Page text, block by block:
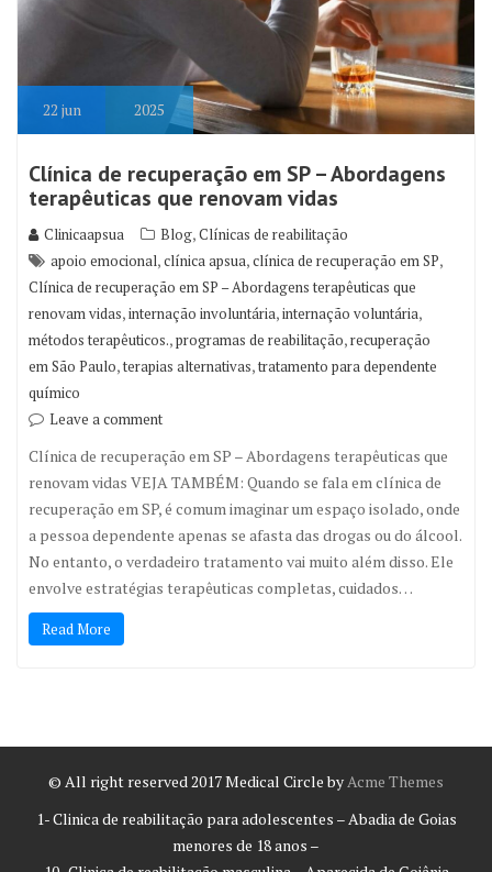
22 jun 2025
Clínica de recuperação em SP – Abordagens
terapêuticas que renovam vidas
Clinicaapsua Blog,Clínicas de reabilitação
apoio emocional,clínica apsua,clínica de recuperação em SP,
Clínica de recuperação em SP – Abordagens terapêuticas que
renovam vidas,internação involuntária,internação voluntária,
métodos terapêuticos.,programas de reabilitação,recuperação
em São Paulo,terapias alternativas,tratamento para dependente
químico
Leave a comment
Clínica de recuperação em SP – Abordagens terapêuticas que
renovam vidas VEJA TAMBÉM: Quando se fala em clínica de
recuperação em SP, é comum imaginar um espaço isolado, onde
a pessoa dependente apenas se afasta das drogas ou do álcool.
No entanto, o verdadeiro tratamento vai muito além disso. Ele
envolve estratégias terapêuticas completas, cuidados…
Read More
© All right reserved 2017Medical Circle byAcme Themes
1- Clinica de reabilitação para adolescentes – Abadia de Goias
menores de 18 anos –